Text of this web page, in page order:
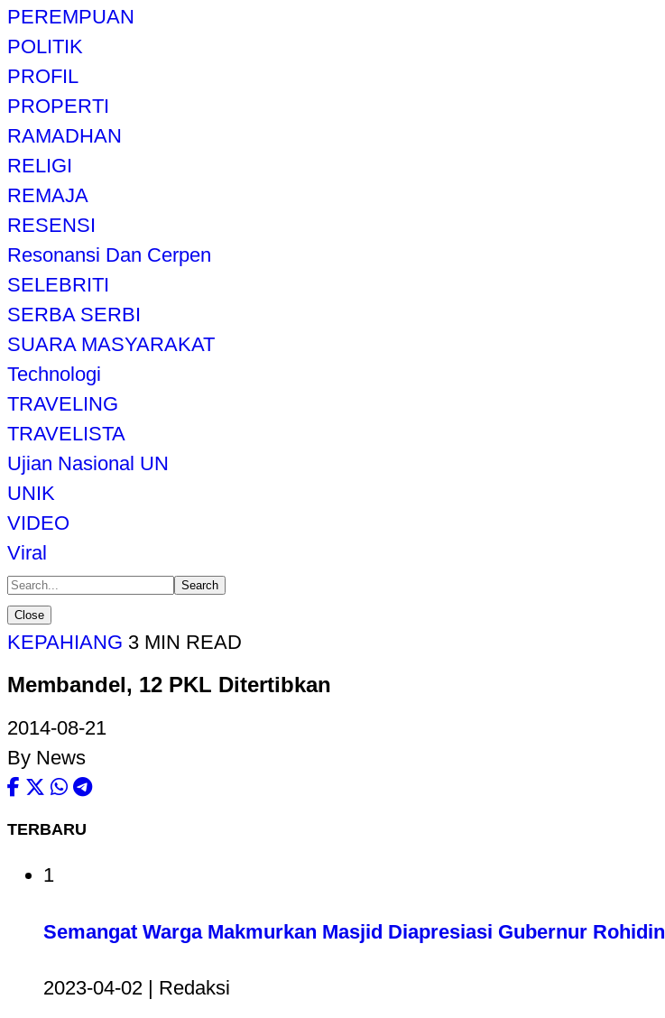
PEREMPUAN
POLITIK
PROFIL
PROPERTI
RAMADHAN
RELIGI
REMAJA
RESENSI
Resonansi Dan Cerpen
SELEBRITI
SERBA SERBI
SUARA MASYARAKAT
Technologi
TRAVELING
TRAVELISTA
Ujian Nasional UN
UNIK
VIDEO
Viral
Search
Close
KEPAHIANG 3 MIN READ
Membandel, 12 PKL Ditertibkan
2014-08-21
By News
TERBARU
1
Semangat Warga Makmurkan Masjid Diapresiasi Gubernur Rohidin
2023-04-02 | Redaksi